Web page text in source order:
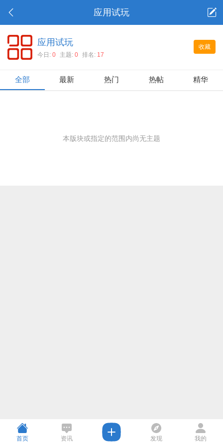
应用试玩
收藏
应用试玩
今日: 0 主题: 0 排名: 17
全部 最新 热门 热帖 精华
本版块或指定的范围内尚无主题
首页 资讯 发现 我的